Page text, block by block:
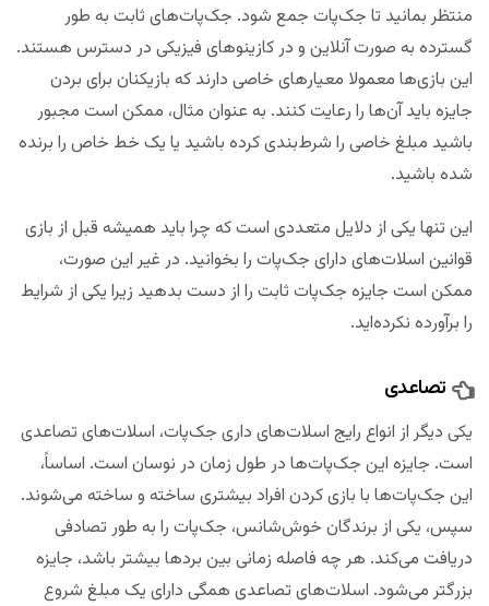
منتظر بمانید تا جک‌پات جمع شود. جک‌پات‌های ثابت به طور
گسترده به صورت آنلاین و در کازینوهای فیزیکی در دسترس هستند.
این بازی‌ها معمولا معیارهای خاصی دارند که بازیکنان برای بردن
جایزه باید آن‌ها را رعایت کنند. به عنوان مثال، ممکن است مجبور
باشید مبلغ خاصی را شرط‌بندی کرده باشید یا یک خط خاص را برنده
شده باشید.
این تنها یکی از دلایل متعددی است که چرا باید همیشه قبل از بازی
قوانین اسلات‌های دارای جک‌پات را بخوانید. در غیر این صورت،
ممکن است جایزه جک‌پات ثابت را از دست بدهید زیرا یکی از شرایط
را برآورده نکرده‌اید.
تصاعدی
یکی دیگر از انواع رایج اسلات‌های داری جک‌پات، اسلات‌های تصاعدی
است. جایزه این جک‌پات‌ها در طول زمان در نوسان است. اساساً،
این جک‌پات‌ها با بازی کردن افراد بیشتری ساخته و ساخته می‌شوند.
سپس، یکی از برندگان خوش‌شانس، جک‌پات را به طور تصادفی
دریافت می‌کند. هر چه فاصله زمانی بین بردها بیشتر باشد، جایزه
بزرگتر می‌شود. اسلات‌های تصاعدی همگی دارای یک مبلغ شروع